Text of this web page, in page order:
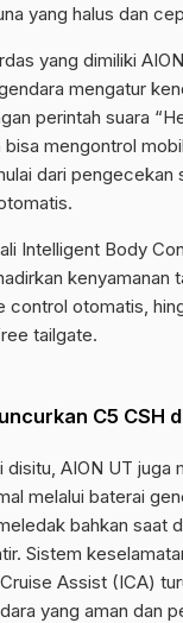
yang halus dan
yang dimiliki
mengatur
perintah suara
mengontrol
dari pengecekan
Intelligent Body
kenyamanan
control otomatis,
tailgate.
C5 CSH
disitu, AION UT juga
melalui baterai
bahkan saat
Sistem
Assist (ICA)
yang aman dan